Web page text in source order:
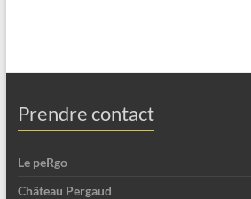
Prendre contact
Le peRgo
Château Pergaud